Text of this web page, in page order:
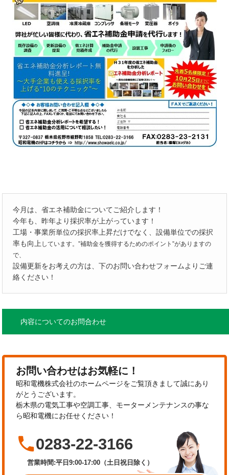
今月は、省エネ補助金についてご紹介します！
今年も、昨年より採択率が上がっています！
工場・事業所単位の採択率上昇だけでなく、設備単位での採択
率も向上 しています。”補助金を獲得するためのポイント”がありますの
で、
設備更新をお考えの方は、下のお問い合わせフォームよりご連
絡ください！
内容についてのお問合わせ
お問い合わせはお気軽に！
昭和電機株式会社のホームページをご覧頂きまして誠にあり
がとうございます。
栃木県の電気工事や空調工事、モーターメンテナンスの事な
ら昭和電機にお任せください！
0283-22-3166
営業時間:平日9:00-17:00（土日祝日除く）